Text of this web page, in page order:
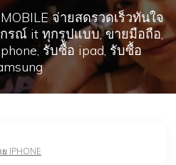
จ่ายสดรวดเร็วทันใจ
รณ์ it ทุกรูปแบบ, ขายมือถือ,
รับซื้อ ipad, รับซื้อ
IPHONE